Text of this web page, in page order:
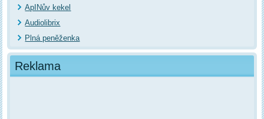
ApINův kekel
Audiolibrix
Plná peněženka
Reklama